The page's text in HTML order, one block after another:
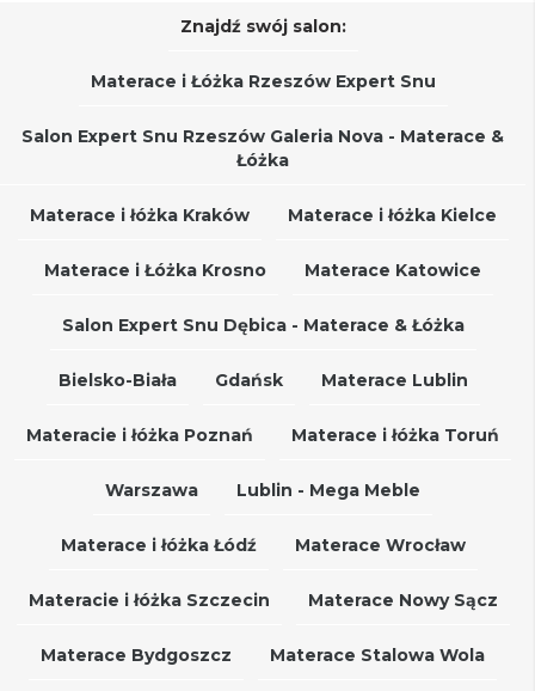
Znajdź swój salon:
Materace i Łóżka Rzeszów Expert Snu
Salon Expert Snu Rzeszów Galeria Nova - Materace &
Łóżka
Materace i łóżka Kraków Materace i łóżka Kielce
Materace i Łóżka Krosno Materace Katowice
Salon Expert Snu Dębica - Materace & Łóżka
Bielsko-Biała Gdańsk Materace Lublin
Materacie i łóżka Poznań Materace i łóżka Toruń
Warszawa Lublin - Mega Meble
Materace i łóżka Łódź Materace Wrocław
Materacie i łóżka Szczecin Materace Nowy Sącz
Materace Bydgoszcz Materace Stalowa Wola